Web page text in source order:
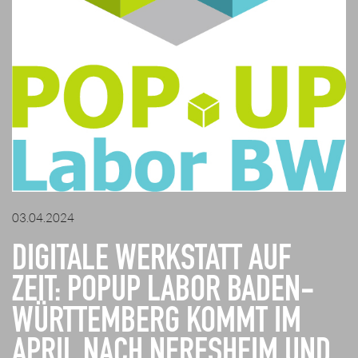
03.04.2024
DIGITALE WERKSTATT AUF
ZEIT: POPUP LABOR BADEN-
WÜRTTEMBERG KOMMT IM